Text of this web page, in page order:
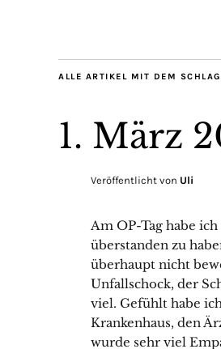
ALLE ARTIKEL MIT DEM
1. März
Veröffentlicht von Uli
Am OP-Tag habe
überstanden zu
überhaupt nicht
Unfallschock, der
viel. Gefühlt habe
Krankenhaus, den
wurde sehr viel